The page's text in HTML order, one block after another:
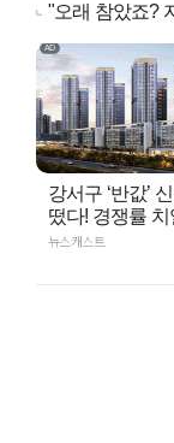
"오래 참았죠?
강서구 ‘반값’
떴다! 경쟁률 치
뉴스캐스트